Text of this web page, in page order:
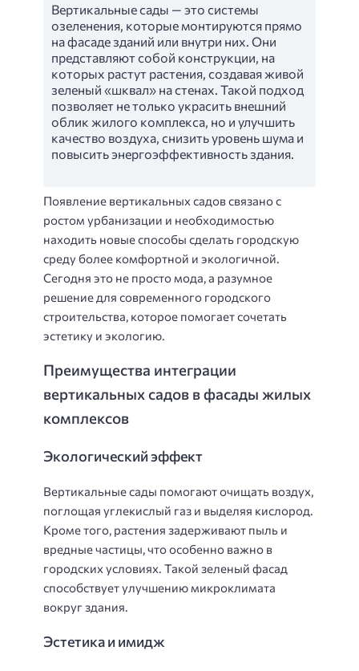
Вертикальные сады — это системы
озеленения, которые монтируются прямо
на фасаде зданий или внутри них. Они
представляют собой конструкции, на
которых растут растения, создавая живой
зеленый «шквал» на стенах. Такой подход
позволяет не только украсить внешний
облик жилого комплекса, но и улучшить
качество воздуха, снизить уровень шума и
повысить энергоэффективность здания.
Появление вертикальных садов связано с
ростом урбанизации и необходимостью
находить новые способы сделать городскую
среду более комфортной и экологичной.
Сегодня это не просто мода, а разумное
решение для современного городского
строительства, которое помогает сочетать
эстетику и экологию.
Преимущества интеграции
вертикальных садов в фасады жилых
комплексов
Экологический эффект
Вертикальные сады помогают очищать воздух,
поглощая углекислый газ и выделяя кислород.
Кроме того, растения задерживают пыль и
вредные частицы, что особенно важно в
городских условиях. Такой зеленый фасад
способствует улучшению микроклимата
вокруг здания.
Эстетика и имидж